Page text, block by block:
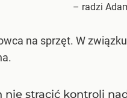
– radzi
na sprzęt. W
nie stracić kontroli